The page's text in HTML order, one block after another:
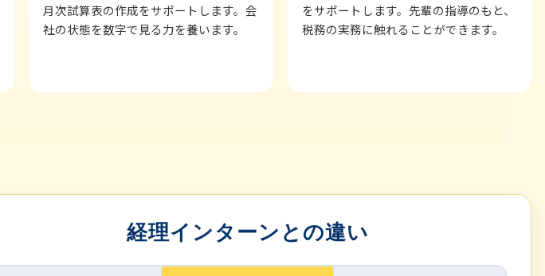
月次試算表の作成をサポートします。会
社の状態を数字で見る力を養います。
をサポートします。先輩の指導のもと、
税務の実務に触れることができます。
経理インターンとの違い